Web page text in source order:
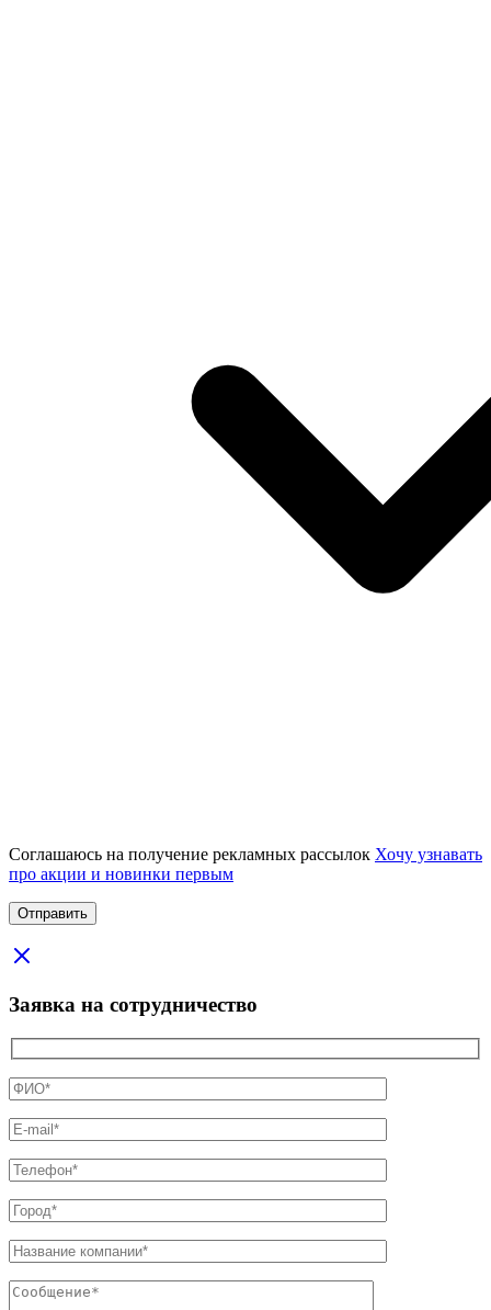
Соглашаюсь на получение рекламных рассылок Хочу узнавать
про акции и новинки первым
Заявка на сотрудничество